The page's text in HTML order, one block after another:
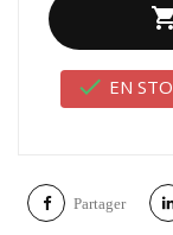
 EN
Partager